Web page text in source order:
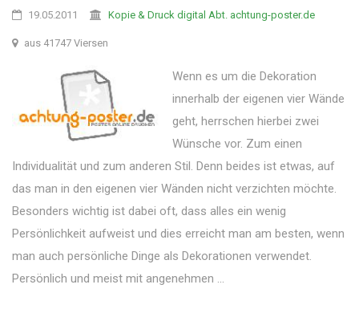
19.05.2011 Kopie & Druck digital Abt. achtung-poster.de
aus 41747 Viersen
Wenn es um die Dekoration
innerhalb der eigenen vier Wände
geht, herrschen hierbei zwei
Wünsche vor. Zum einen
Individualität und zum anderen Stil. Denn beides ist etwas, auf
das man in den eigenen vier Wänden nicht verzichten möchte.
Besonders wichtig ist dabei oft, dass alles ein wenig
Persönlichkeit aufweist und dies erreicht man am besten, wenn
man auch persönliche Dinge als Dekorationen verwendet.
Persönlich und meist mit angenehmen ...